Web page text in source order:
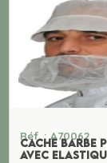
Réf. : A70062
CACHE BARBE
AVEC